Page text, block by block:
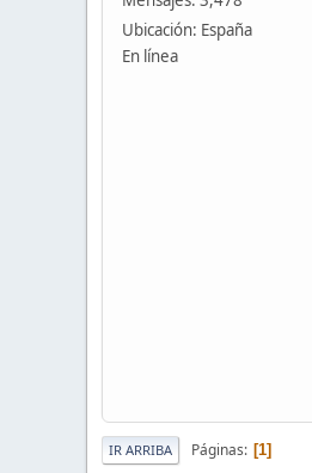
Ubicación: España
En línea
IR ARRIBA Páginas 1